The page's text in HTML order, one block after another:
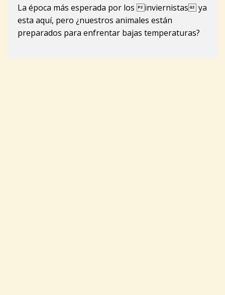
La época más esperada por los inviernistas ya
esta aquí, pero ¿nuestros animales están
preparados para enfrentar bajas temperaturas?